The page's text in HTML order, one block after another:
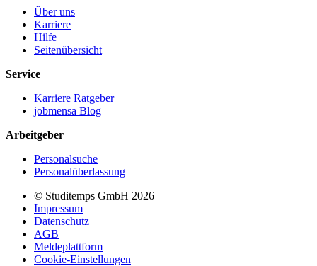
Über uns
Karriere
Hilfe
Seitenübersicht
Service
Karriere Ratgeber
jobmensa Blog
Arbeitgeber
Personalsuche
Personalüberlassung
© Studitemps GmbH 2026
Impressum
Datenschutz
AGB
Meldeplattform
Cookie-Einstellungen